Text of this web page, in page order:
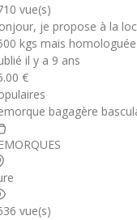
vue(s)
je propose à la
kgs mais homologuée
il y a 9 ans
€
bagagère
vue(s)